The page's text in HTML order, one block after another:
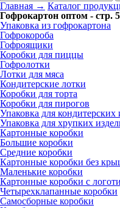
Главная → Каталог
Гофрокартон оптом - стр. 5
Упаковка из гофрокартона
Гофрокороба
Гофроящики
Коробки для пиццы
Гофролотки
Лотки для мяса
Кондитерские лотки
Коробки для торта
Коробки для пирогов
Упаковка для кондитерских
Упаковка для хрупких
Картонные коробки
Большие коробки
Средние коробки
Картонные коробки без
Маленькие коробки
Картонные коробки с
Четырехклапанные коробки
Самосборные коробки